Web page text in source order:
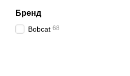
Бренд
Bobcat 68